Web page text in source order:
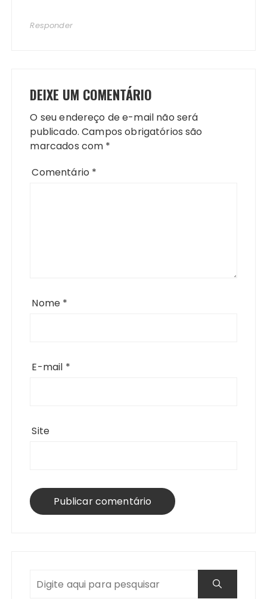
Responder
DEIXE UM COMENTÁRIO
O seu endereço de e-mail não será
publicado. Campos obrigatórios são
marcados com *
Comentário *
Nome *
E-mail *
Site